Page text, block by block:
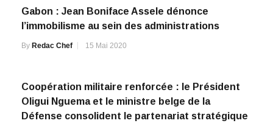
Gabon : Jean Boniface Assele dénonce
l’immobilisme au sein des administrations
By Redac Chef 15 Mai 2020
Coopération militaire renforcée : le Président
Oligui Nguema et le ministre belge de la
Défense consolident le partenariat stratégique